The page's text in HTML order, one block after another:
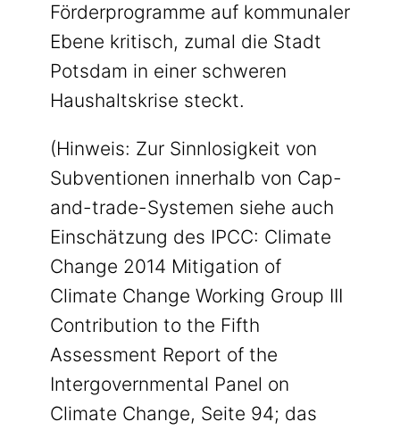
Förderprogramme auf kommunaler
Ebene kritisch, zumal die Stadt
Potsdam in einer schweren
Haushaltskrise steckt.
(Hinweis: Zur Sinnlosigkeit von
Subventionen innerhalb von Cap-
and-trade-Systemen siehe auch
Einschätzung des IPCC: Climate
Change 2014 Mitigation of
Climate Change Working Group III
Contribution to the Fifth
Assessment Report of the
Intergovernmental Panel on
Climate Change, Seite 94; das